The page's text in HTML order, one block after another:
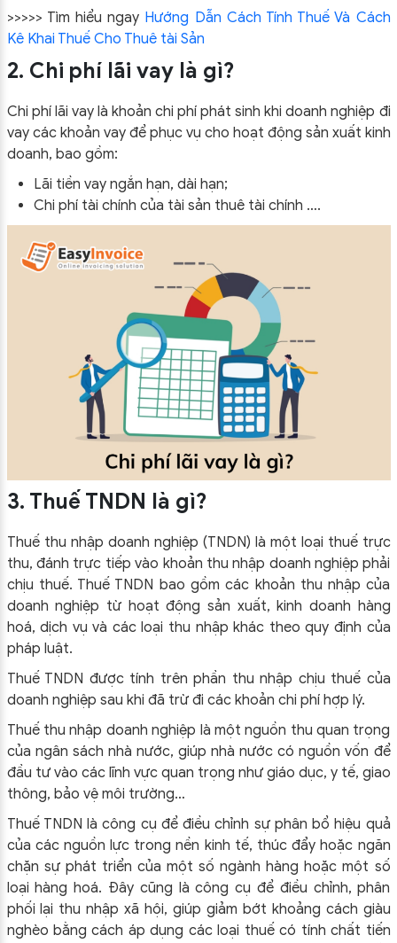
>>>>> Tìm hiểu ngay Hướng Dẫn Cách Tính Thuế Và Cách
Kê Khai Thuế Cho Thuê tài Sản
2. Chi phí lãi vay là gì?
Chi phí lãi vay là khoản chi phí phát sinh khi doanh nghiệp đi
vay các khoản vay để phục vụ cho hoạt động sản xuất kinh
doanh, bao gồm:
Lãi tiền vay ngắn hạn, dài hạn;
Chi phí tài chính của tài sản thuê tài chính ….
3. Thuế TNDN là gì?
Thuế thu nhập doanh nghiệp (TNDN) là một loại thuế trực
thu, đánh trực tiếp vào khoản thu nhập doanh nghiệp phải
chịu thuế. Thuế TNDN bao gồm các khoản thu nhập của
doanh nghiệp từ hoạt động sản xuất, kinh doanh hàng
hoá, dịch vụ và các loại thu nhập khác theo quy định của
pháp luật.
Thuế TNDN được tính trên phần thu nhập chịu thuế của
doanh nghiệp sau khi đã trừ đi các khoản chi phí hợp lý.
Thuế thu nhập doanh nghiệp là một nguồn thu quan trọng
của ngân sách nhà nước, giúp nhà nước có nguồn vốn để
đầu tư vào các lĩnh vực quan trọng như giáo dục, y tế, giao
thông, bảo vệ môi trường…
Thuế TNDN là công cụ để điều chỉnh sự phân bổ hiệu quả
của các nguồn lực trong nền kinh tế, thúc đẩy hoặc ngăn
chặn sự phát triển của một số ngành hàng hoặc một số
loại hàng hoá. Đây cũng là công cụ để điều chỉnh, phân
phối lại thu nhập xã hội, giúp giảm bớt khoảng cách giàu
nghèo bằng cách áp dụng các loại thuế có tính chất tiến